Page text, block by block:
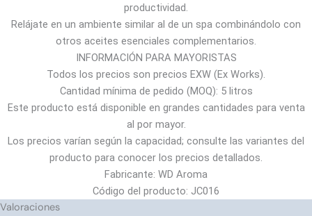
productividad.
Relájate en un ambiente similar al de un spa combinándolo con
otros aceites esenciales complementarios.
INFORMACIÓN PARA MAYORISTAS
Todos los precios son precios EXW (Ex Works).
Cantidad mínima de pedido (MOQ): 5 litros
Este producto está disponible en grandes cantidades para venta
al por mayor.
Los precios varían según la capacidad; consulte las variantes del
producto para conocer los precios detallados.
Fabricante: WD Aroma
Código del producto: JC016
Valoraciones